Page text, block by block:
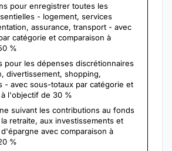
pour enregistrer toutes les
- logement, services
assurance, transport - avec
catégorie et comparaison à
%
pour les dépenses discrétionnaires
divertissement, shopping,
- avec sous-totaux par catégorie et
l'objectif de 30 %
suivant les contributions au fonds
retraite, aux investissements et
avec comparaison à
%